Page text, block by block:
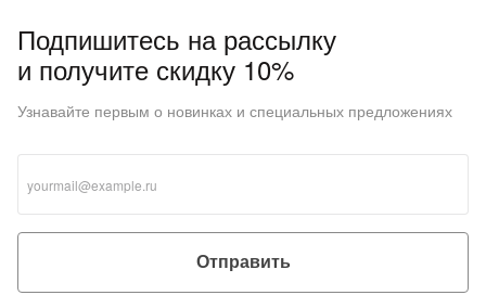
Подпишитесь на рассылку
и получите скидку 10%
Узнавайте первым о новинках и специальных предложениях
Отправить